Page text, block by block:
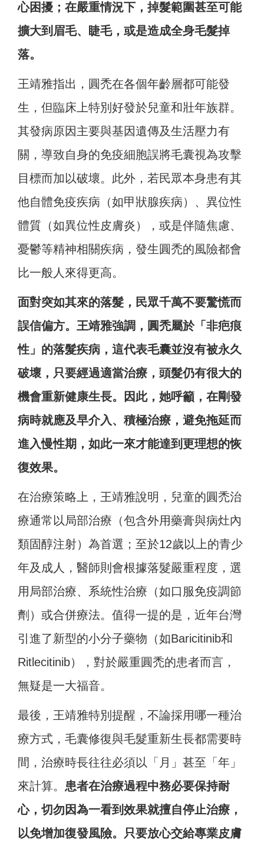
心困擾；在嚴重情況下，掉髮範圍甚至可能
擴大到眉毛、睫毛，或是造成全身毛髮掉
落。
王靖雅指出，圓禿在各個年齡層都可能發
生，但臨床上特別好發於兒童和壯年族群。
其發病原因主要與基因遺傳及生活壓力有
關，導致自身的免疫細胞誤將毛囊視為攻擊
目標而加以破壞。此外，若民眾本身患有其
他自體免疫疾病（如甲狀腺疾病）、異位性
體質（如異位性皮膚炎），或是伴隨焦慮、
憂鬱等精神相關疾病，發生圓禿的風險都會
比一般人來得更高。
面對突如其來的落髮，民眾千萬不要驚慌而
誤信偏方。王靖雅強調，圓禿屬於「非疤痕
性」的落髮疾病，這代表毛囊並沒有被永久
破壞，只要經過適當治療，頭髮仍有很大的
機會重新健康生長。因此，她呼籲，在剛發
病時就應及早介入、積極治療，避免拖延而
進入慢性期，如此一來才能達到更理想的恢
復效果。
在治療策略上，王靖雅說明，兒童的圓禿治
療通常以局部治療（包含外用藥膏與病灶內
類固醇注射）為首選；至於12歲以上的青少
年及成人，醫師則會根據落髮嚴重程度，選
用局部治療、系統性治療（如口服免疫調節
劑）或合併療法。值得一提的是，近年台灣
引進了新型的小分子藥物（如Baricitinib和
Ritlecitinib），對於嚴重圓禿的患者而言，
無疑是一大福音。
最後，王靖雅特別提醒，不論採用哪一種治
療方式，毛囊修復與毛髮重新生長都需要時
間，治療時長往往必須以「月」甚至「年」
來計算。 患者在治療過程中務必要保持耐
心，切勿因為一看到效果就擅自停止治療，
以免增加復發風險。只要放心交給專業皮膚